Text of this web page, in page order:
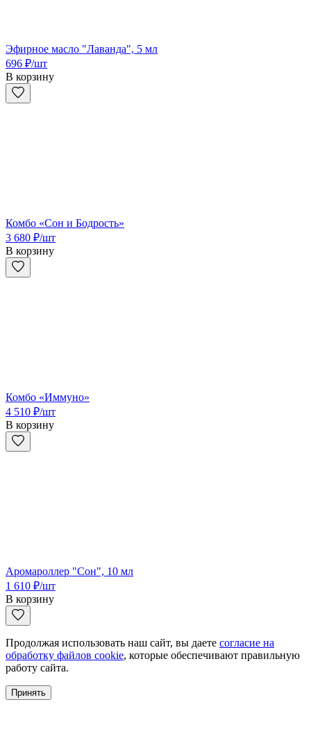
Эфирное масло "Лаванда", 5 мл
696 ₽/шт
В корзину
Комбо «Сон и Бодрость»
3 680 ₽/шт
В корзину
Комбо «Иммуно»
4 510 ₽/шт
В корзину
Аромароллер "Сон", 10 мл
1 610 ₽/шт
В корзину
Продолжая использовать наш сайт, вы даете согласие на
обработку файлов cookie, которые обеспечивают правильную
работу сайта.
Принять